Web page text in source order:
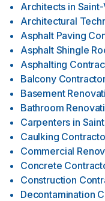
Architects in
Architectural
Asphalt Paving
Asphalt Shingle
Asphalting
Balcony
Basement
Bathroom
Carpenters in
Caulking
Commercial
Concrete
Construction
Decontamination